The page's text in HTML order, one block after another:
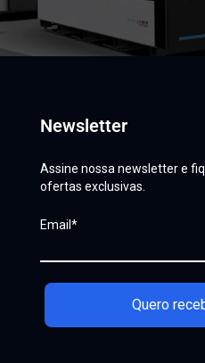
Newsletter
Assine nossa newsletter e
ofertas exclusivas.
Email*
Quero